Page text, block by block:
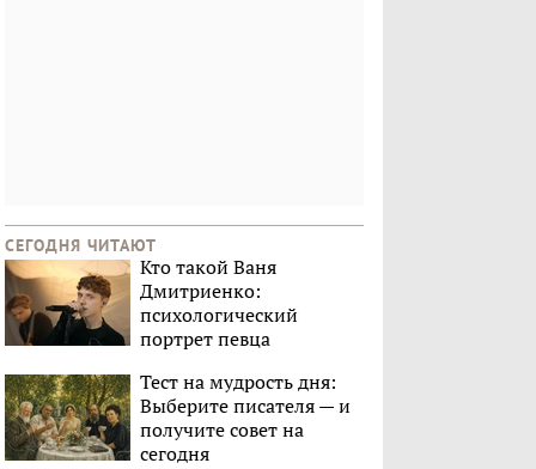
СЕГОДНЯ ЧИТАЮТ
Кто такой Ваня
Дмитриенко:
психологический
портрет певца
Тест на мудрость дня:
Выберите писателя — и
получите совет на
сегодня